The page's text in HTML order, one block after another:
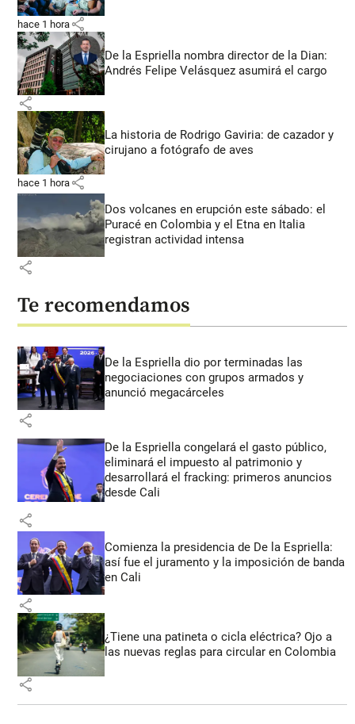
hace 1 hora share
De la Espriella nombra director de la Dian:
Andrés Felipe Velásquez asumirá el cargo
share
La historia de Rodrigo Gaviria: de cazador y
cirujano a fotógrafo de aves
hace 1 hora share
Dos volcanes en erupción este sábado: el
Puracé en Colombia y el Etna en Italia
registran actividad intensa
share
Te recomendamos
De la Espriella dio por terminadas las
negociaciones con grupos armados y
anunció megacárceles
share
De la Espriella congelará el gasto público,
eliminará el impuesto al patrimonio y
desarrollará el fracking: primeros anuncios
desde Cali
share
Comienza la presidencia de De la Espriella:
así fue el juramento y la imposición de banda
en Cali
share
¿Tiene una patineta o cicla eléctrica? Ojo a
las nuevas reglas para circular en Colombia
share